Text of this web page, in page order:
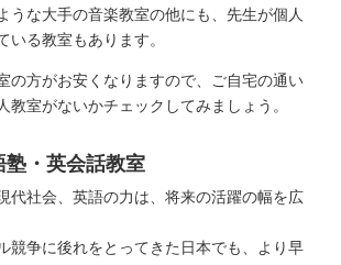
うな大手の音楽教室の他にも、先生が個人
いる教室もあります。
の方がお安くなりますので、ご自宅の通い
教室がないかチェックしてみましょう。
・英会話教室
代社会、英語の力は、将来の活躍の幅を広
競争に後れをとってきた日本でも、より早